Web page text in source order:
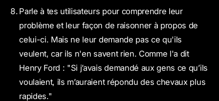
Parle à tes utilisateurs pour comprendre leur
problème et leur façon de raisonner à propos de
celui-ci. Mais ne leur demande pas ce qu'ils
veulent, car ils n'en savent rien. Comme l'a dit
Henry Ford : "Si j’avais demandé aux gens ce qu’ils
voulaient, ils m’auraient répondu des chevaux plus
rapides."